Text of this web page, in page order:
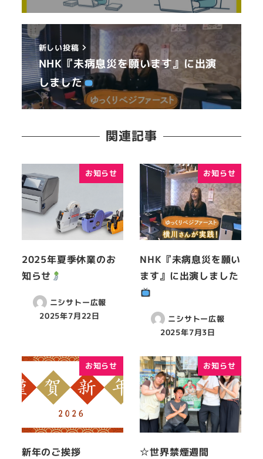
新しい投稿
NHK『未病息災を願います』に出演
しました
関連記事
お知らせ
2025年夏季休業のお
知らせ
ニシサトー広報
2025年7月22日
お知らせ
NHK『未病息災を願い
ます』に出演しました
ニシサトー広報
2025年7月3日
お知らせ
新年のご挨拶
お知らせ
☆世界禁煙週間